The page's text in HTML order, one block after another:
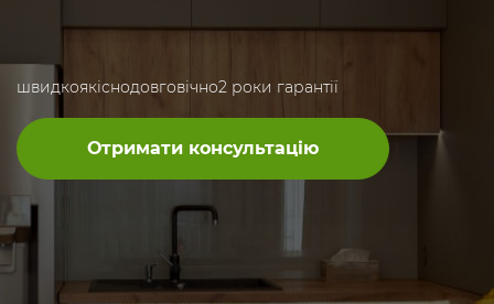
швидкоякіснодовговічно2 роки гарантії
Отримати консультацію